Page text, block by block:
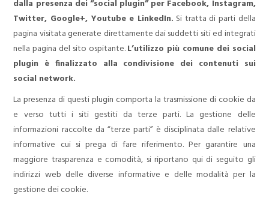
dalla presenza dei “social plugin” per Facebook, Instagram,
Twitter, Google+, Youtube e LinkedIn. Si tratta di parti della
pagina visitata generate direttamente dai suddetti siti ed integrati
nella pagina del sito ospitante.L’utilizzo più comune dei social
plugin è finalizzato alla condivisione dei contenuti sui
social network.
La presenza di questi plugin comporta la trasmissione di cookie da
e verso tutti i siti gestiti da terze parti. La gestione delle
informazioni raccolte da “terze parti” è disciplinata dalle relative
informative cui si prega di fare riferimento. Per garantire una
maggiore trasparenza e comodità, si riportano qui di seguito gli
indirizzi web delle diverse informative e delle modalità per la
gestione dei cookie.